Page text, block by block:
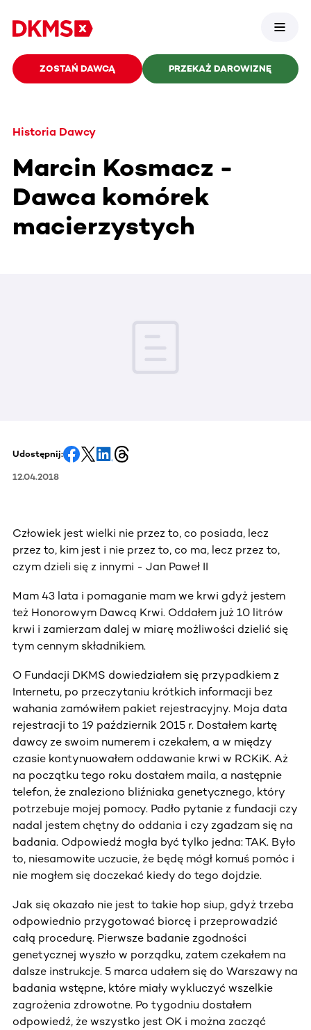
ZOSTAŃ DAWCĄ PRZEKAŻ DAROWIZNĘ
Historia Dawcy
Marcin Kosmacz -
Dawca komórek
macierzystych
Udostępnij:
12.04.2018
Człowiek jest wielki nie przez to, co posiada, lecz
przez to, kim jest i nie przez to, co ma, lecz przez to,
czym dzieli się z innymi - Jan Paweł II
Mam 43 lata i pomaganie mam we krwi gdyż jestem
też Honorowym Dawcą Krwi. Oddałem już 10 litrów
krwi i zamierzam dalej w miarę możliwości dzielić się
tym cennym składnikiem.
O Fundacji DKMS dowiedziałem się przypadkiem z
Internetu, po przeczytaniu krótkich informacji bez
wahania zamówiłem pakiet rejestracyjny. Moja data
rejestracji to 19 październik 2015 r. Dostałem kartę
dawcy ze swoim numerem i czekałem, a w między
czasie kontynuowałem oddawanie krwi w RCKiK. Aż
na początku tego roku dostałem maila, a następnie
telefon, że znaleziono bliźniaka genetycznego, który
potrzebuje mojej pomocy. Padło pytanie z fundacji czy
nadal jestem chętny do oddania i czy zgadzam się na
badania. Odpowiedź mogła być tylko jedna: TAK. Było
to, niesamowite uczucie, że będę mógł komuś pomóc i
nie mogłem się doczekać kiedy do tego dojdzie.
Jak się okazało nie jest to takie hop siup, gdyż trzeba
odpowiednio przygotować biorcę i przeprowadzić
całą procedurę. Pierwsze badanie zgodności
genetycznej wyszło w porządku, zatem czekałem na
dalsze instrukcje. 5 marca udałem się do Warszawy na
badania wstępne, które miały wykluczyć wszelkie
zagrożenia zdrowotne. Po tygodniu dostałem
odpowiedź, że wszystko jest OK i można zacząć